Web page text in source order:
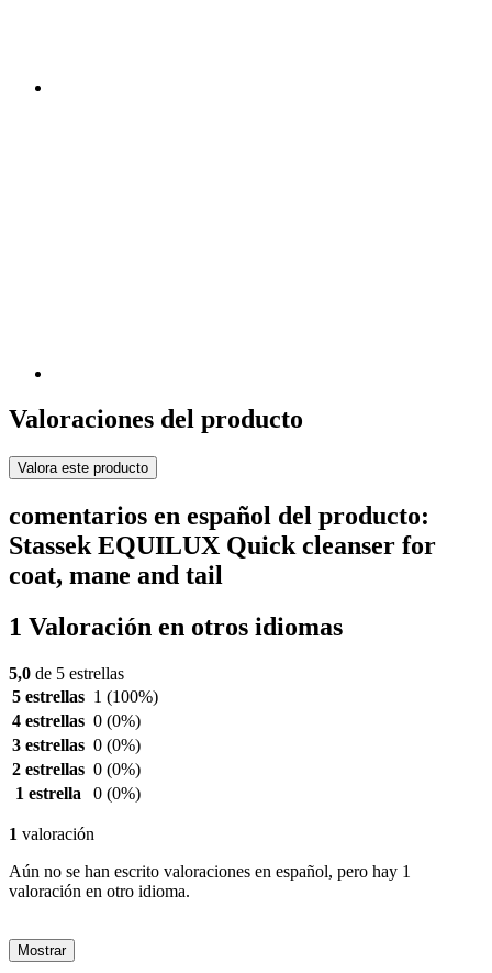
Valoraciones del producto
Valora este producto
comentarios en español del producto:
Stassek EQUILUX Quick cleanser for
coat, mane and tail
1 Valoración en otros idiomas
5,0 de 5 estrellas
5 estrellas 1 (100%)
4 estrellas 0 (0%)
3 estrellas 0 (0%)
2 estrellas 0 (0%)
1 estrella
0 (0%)
1 valoración
Aún no se han escrito valoraciones en español, pero hay 1
valoración en otro idioma.
Mostrar